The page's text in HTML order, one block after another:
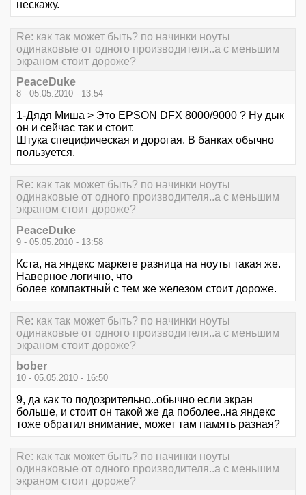
нескажу.
Re: как так может быть? по начинки ноуты
одинаковые от одного производителя..а с меньшим
экраном стоит дороже?
PeaceDuke
8 - 05.05.2010 - 13:54
1-Дядя Миша > Это EPSON DFX 8000/9000 ? Ну дык
он и сейчас так и стоит.
Штука специфическая и дорогая. В банках обычно
пользуется.
Re: как так может быть? по начинки ноуты
одинаковые от одного производителя..а с меньшим
экраном стоит дороже?
PeaceDuke
9 - 05.05.2010 - 13:58
Кста, на яндекс маркете разница на ноуты такая же.
Наверное логично, что
более компактный с тем же железом стоит дороже.
Re: как так может быть? по начинки ноуты
одинаковые от одного производителя..а с меньшим
экраном стоит дороже?
bober
10 - 05.05.2010 - 16:50
9, да как то подозрительно..обычно если экран
больше, и стоит он такой же да поболее..на яндекс
тоже обратил внимание, может там память разная?
Re: как так может быть? по начинки ноуты
одинаковые от одного производителя..а с меньшим
экраном стоит дороже?